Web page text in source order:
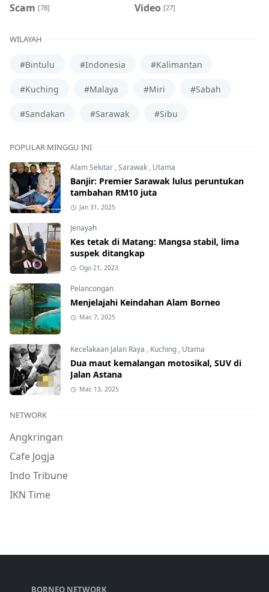
Scam [78] Video [27]
WILAYAH
#Bintulu #Indonesia #Kalimantan
#Kuching #Malaya #Miri #Sabah
#Sandakan #Sarawak #Sibu
POPULAR MINGGU INI
Alam Sekitar,Sarawak, Utama
Banjir: Premier Sarawak lulus peruntukan
tambahan RM10 juta
Jan 31, 2025
Jenayah
Kes tetak di Matang: Mangsa stabil, lima
suspek ditangkap
Ogo 21, 2023
Pelancongan
Menjelajahi Keindahan Alam Borneo
Mac 7, 2025
Kecelakaan Jalan Raya , Kuching, Utama
Dua maut kemalangan motosikal, SUV di
Jalan Astana
Mac 13, 2025
NETWORK
Angkringan
Cafe Jogja
Indo Tribune
IKN Time